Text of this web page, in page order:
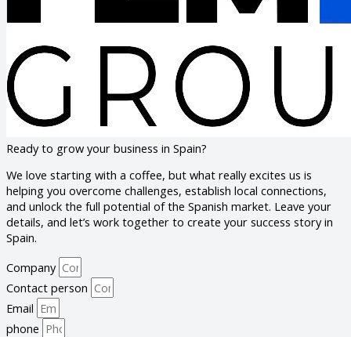
Ready to grow your business in Spain?
We love starting with a coffee, but what really excites us is
helping you overcome challenges, establish local connections,
and unlock the full potential of the Spanish market. Leave your
details, and let’s work together to create your success story in
Spain.
Company
Contact person
Email
phone